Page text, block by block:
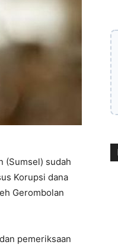
(Sumsel) sudah
Korupsi dana
Gerombolan
pemeriksaan